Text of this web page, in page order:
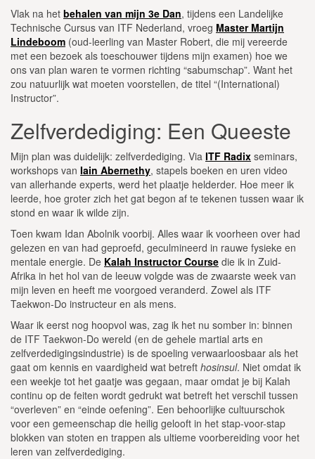
Vlak na het behalen van mijn 3e Dan, tijdens een Landelijke
Technische Cursus van ITF Nederland, vroeg Master Martijn
Lindeboom (oud-leerling van Master Robert, die mij vereerde
met een bezoek als toeschouwer tijdens mijn examen) hoe we
ons van plan waren te vormen richting “sabumschap”. Want het
zou natuurlijk wat moeten voorstellen, de titel “(International)
Instructor”.
Zelfverdediging: Een Queeste
Mijn plan was duidelijk: zelfverdediging. Via ITF Radix seminars,
workshops van Iain Abernethy, stapels boeken en uren video
van allerhande experts, werd het plaatje helderder. Hoe meer ik
leerde, hoe groter zich het gat begon af te tekenen tussen waar ik
stond en waar ik wilde zijn.
Toen kwam Idan Abolnik voorbij. Alles waar ik voorheen over had
gelezen en van had geproefd, geculmineerd in rauwe fysieke en
mentale energie. De Kalah Instructor Course die ik in Zuid-
Afrika in het hol van de leeuw volgde was de zwaarste week van
mijn leven en heeft me voorgoed veranderd. Zowel als ITF
Taekwon-Do instructeur en als mens.
Waar ik eerst nog hoopvol was, zag ik het nu somber in: binnen
de ITF Taekwon-Do wereld (en de gehele martial arts en
zelfverdedigingsindustrie) is de spoeling verwaarloosbaar als het
gaat om kennis en vaardigheid wat betreft hosinsul. Niet omdat ik
een weekje tot het gaatje was gegaan, maar omdat je bij Kalah
continu op de feiten wordt gedrukt wat betreft het verschil tussen
“overleven” en “einde oefening”. Een behoorlijke cultuurschok
voor een gemeenschap die heilig gelooft in het stap-voor-stap
blokken van stoten en trappen als ultieme voorbereiding voor het
leren van zelfverdediging.